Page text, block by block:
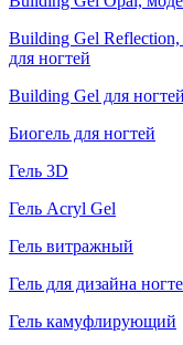
Building Gel
для ногтей
Building Gel для ногтей
Биогель для ногтей
Гель 3D
Гель Acryl Gel
Гель витражный
Гель для дизайна
Гель камуфлирующий